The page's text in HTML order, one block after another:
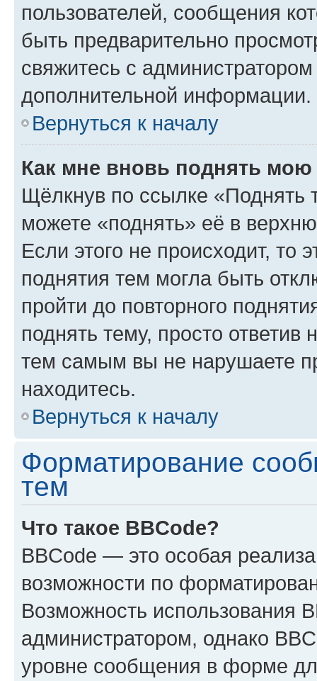
пользователей, сообщения
быть предварительно
свяжитесь с
дополнительной информации.
Вернуться к началу
Как мне вновь поднять мою
Щёлкнув по ссылке «Поднять
можете «поднять» её в
Если этого не происходит, то
поднятия тем могла быть
пройти до повторного
поднять тему, просто ответив
тем самым вы не нарушаете
находитесь.
Вернуться к началу
Форматирование
тем
Что такое BBCode?
BBCode — это особая
возможности по
Возможность использования
администратором, однако
уровне сообщения в форме